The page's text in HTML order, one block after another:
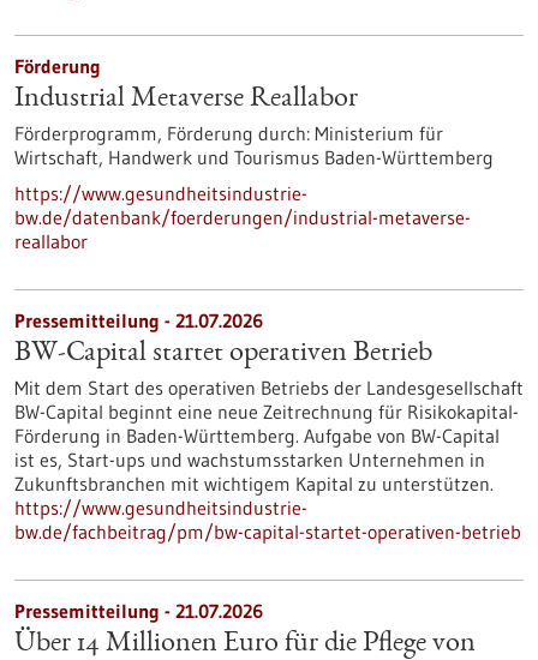
Förderung
Industrial Metaverse Reallabor
Förderprogramm, Förderung durch: Ministerium für
Wirtschaft, Handwerk und Tourismus Baden-Württemberg
https://www.gesundheitsindustrie-
bw.de/datenbank/foerderungen/industrial-metaverse-
reallabor
Pressemitteilung - 21.07.2026
BW-Capital startet operativen Betrieb
Mit dem Start des operativen Betriebs der Landesgesellschaft
BW-Capital beginnt eine neue Zeitrechnung für Risikokapital-
Förderung in Baden-Württemberg. Aufgabe von BW-Capital
ist es, Start-ups und wachstumsstarken Unternehmen in
Zukunftsbranchen mit wichtigem Kapital zu unterstützen.
https://www.gesundheitsindustrie-
bw.de/fachbeitrag/pm/bw-capital-startet-operativen-betrieb
Pressemitteilung - 21.07.2026
Über 14 Millionen Euro für die Pflege von